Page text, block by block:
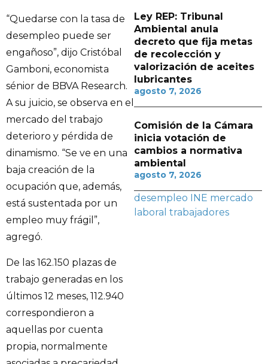
“Quedarse con la tasa de
desempleo puede ser
engañoso”, dijo Cristóbal
Gamboni, economista
sénior de BBVA Research.
A su juicio, se observa en el
mercado del trabajo
deterioro y pérdida de
dinamismo. “Se ve en una
baja creación de la
ocupación que, además,
está sustentada por un
empleo muy frágil”,
agregó.
De las 162.150 plazas de
trabajo generadas en los
últimos 12 meses, 112.940
correspondieron a
aquellas por cuenta
propia, normalmente
Ley REP: Tribunal
Ambiental anula
decreto que fija metas
de recolección y
valorización de aceites
lubricantes
agosto 7, 2026
Comisión de la Cámara
inicia votación de
cambios a normativa
ambiental
agosto 7, 2026
desempleo INE mercado
laboral trabajadores